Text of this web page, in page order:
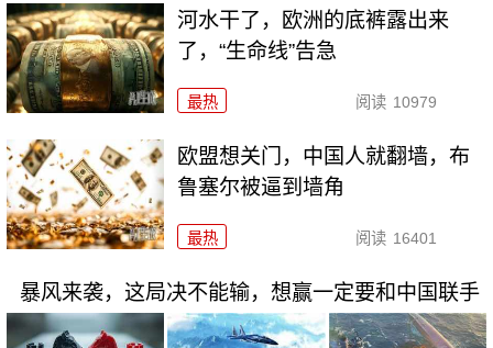
河水干了，欧洲的底裤露出来
了，“生命线”告急
最热 阅读 10979
欧盟想关门，中国人就翻墙，布
鲁塞尔被逼到墙角
最热 阅读 16401
暴风来袭，这局决不能输，想赢一定要和中国联手